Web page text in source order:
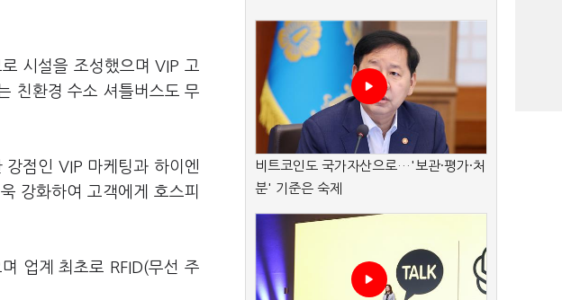
시설을 조성했으며 VIP 고
친환경 수소 셔틀버스도 무
점인 VIP 마케팅과 하이엔
강화하여 고객에게 호스피
업계 최초로 RFID(무선 주
비트코인도 국가자산으로…'보관·평가·처
분' 기준은 숙제